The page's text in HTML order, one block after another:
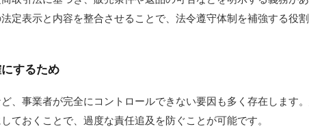
定表示と内容を整合させることで、法令遵守体制を補強する役
するため
、事業者が完全にコントロールできない要因も多く存在します
ておくことで、過度な責任追及を防ぐことが可能です。